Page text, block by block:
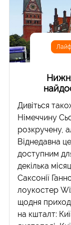
Дивіться
Німеччину
розкручену,
Віднедавна
доступним
декілька
Саксонії
лоукостер
щодня
на кшталт: